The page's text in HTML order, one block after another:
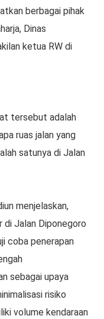
berbagai pihak
Dinas
ketua RW di
tersebut adalah
ruas jalan yang
satunya di Jalan
menjelaskan,
di Jalan Diponegoro
coba penerapan
sebagai upaya
risiko
volume kendaraan